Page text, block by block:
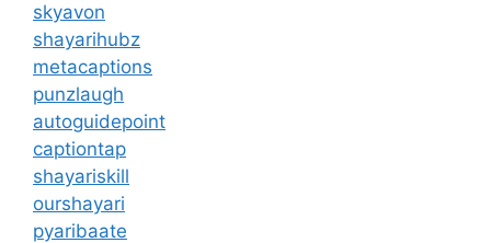
skyavon
shayarihubz
metacaptions
punzlaugh
autoguidepoint
captiontap
shayariskill
ourshayari
pyaribaate